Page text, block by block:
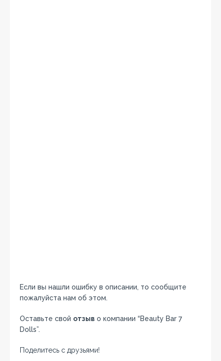
Если вы нашли ошибку в описании, то сообщите
пожалуйста нам об этом.
Оставьте свой отзыв о компании “Beauty Bar 7
Dolls”.
Поделитесь с друзьями!